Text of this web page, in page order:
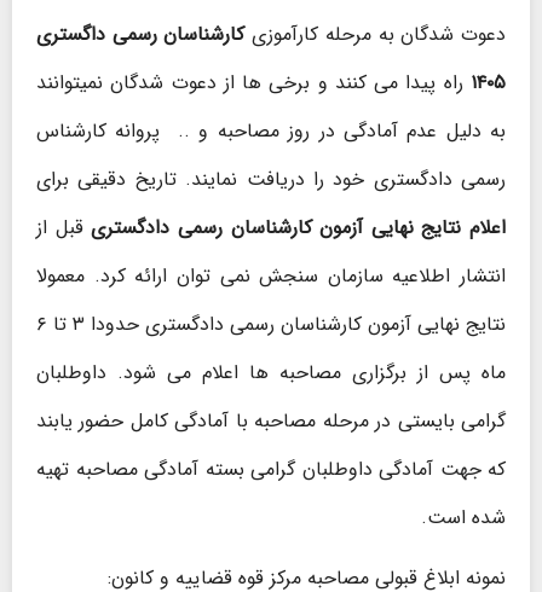
دعوت شدگان به مرحله کارآموزیکارشناسان رسمی داگستری
۱۴۰۵ راه پیدا می کنند و برخی ها از دعوت شدگان نمیتوانند
به دلیل عدم آمادگی در روز مصاحبه و .. پروانه کارشناس
رسمی دادگستری خود را دریافت نمایند. تاریخ دقیقی برای
اعلام نتایج نهایی آزمون کارشناسان رسمی دادگستریقبل از
انتشار اطلاعیه سازمان سنجش نمی توان ارائه کرد. معمولا
نتایج نهایی آزمون کارشناسان رسمی دادگستری حدودا ۳ تا ۶
ماه پس از برگزاری مصاحبه ها اعلام می شود. داوطلبان
گرامی بایستی در مرحله مصاحبه با آمادگی کامل حضور یابند
که جهت آمادگی داوطلبان گرامی بسته آمادگی مصاحبه تهیه
شده است.
نمونه ابلاغ قبولی مصاحبه مرکز قوه قضاییه و کانون: